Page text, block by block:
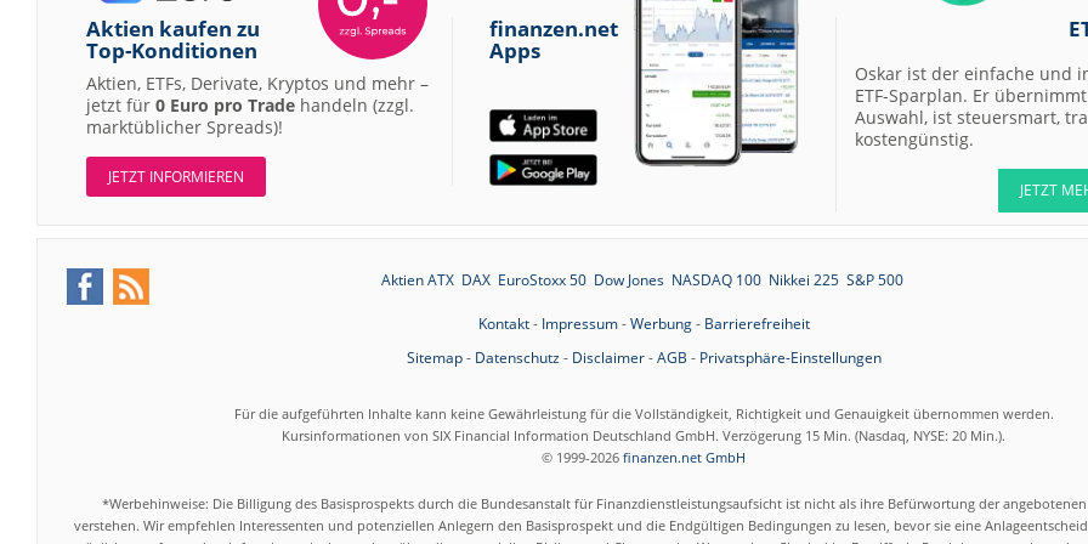
07.08.26
07.08.26
Merck Market-
Perform
07.08.26
Allianz Sector
RATIONAL Buy
07.08.26
Münchener
Aktien kaufen zu
Top-Konditionen
Aktien, ETFs, Derivate, Kryptos und mehr –
jetzt für 0 Euro pro Trade handeln (zzgl.
marktüblicher Spreads)!
JETZT INFORMIEREN
finanzen.net
Apps
Oskar ist der einfache und
ETF-Sparplan. Er übernimmt
Auswahl, ist steuersmart,
kostengünstig.
JETZT
Aktien ATX DAX EuroStoxx 50 Dow Jones NASDAQ 100 Nikkei 225 S&P 500
Kontakt- Impressum-Werbung- Barrierefreiheit
Sitemap- Datenschutz- Disclaimer-AGB - Privatsphäre-Einstellungen
Für die aufgeführten Inhalte kann keine Gewährleistung für die Vollständigkeit, Richtigkeit und Genauigkeit übernommen werden.
Kursinformationen von SIX Financial Information Deutschland GmbH. Verzögerung 15 Min. (Nasdaq, NYSE: 20 Min.).
© 1999-2026 finanzen.net GmbH
*Werbehinweise: Die Billigung des Basisprospekts durch die Bundesanstalt für Finanzdienstleistungsaufsicht ist nicht als ihre Befürwortung der
verstehen. Wir empfehlen Interessenten und potenziellen Anlegern den Basisprospekt und die Endgültigen Bedingungen zu lesen, bevor sie eine